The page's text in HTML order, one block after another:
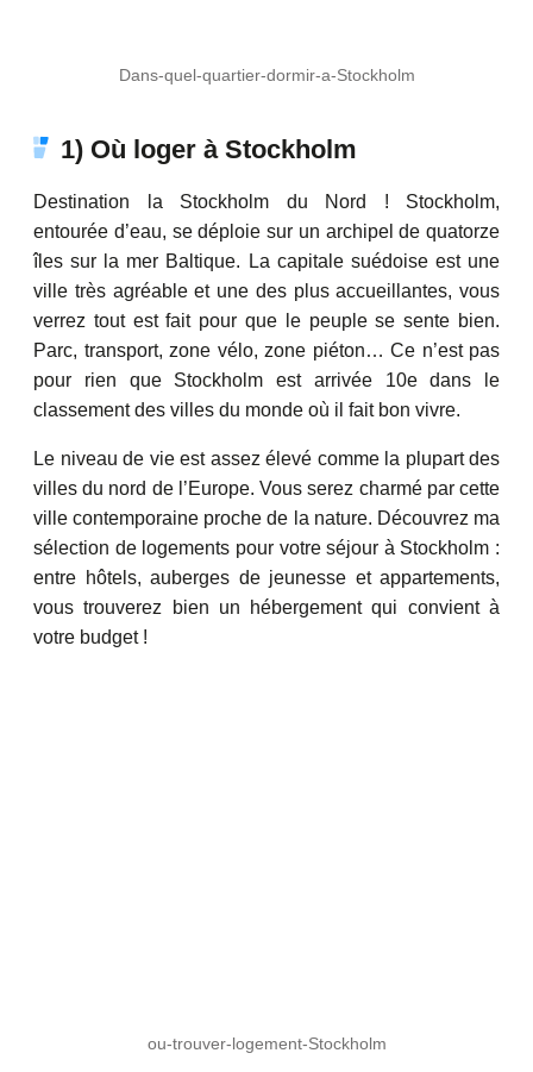
Dans-quel-quartier-dormir-a-Stockholm
1) Où loger à Stockholm
Destination la Stockholm du Nord ! Stockholm,
entourée d’eau, se déploie sur un archipel de quatorze
îles sur la mer Baltique. La capitale suédoise est une
ville très agréable et une des plus accueillantes, vous
verrez tout est fait pour que le peuple se sente bien.
Parc, transport, zone vélo, zone piéton… Ce n’est pas
pour rien que Stockholm est arrivée 10e dans le
classement des villes du monde où il fait bon vivre.
Le niveau de vie est assez élevé comme la plupart des
villes du nord de l’Europe. Vous serez charmé par cette
ville contemporaine proche de la nature. Découvrez ma
sélection de logements pour votre séjour à Stockholm :
entre hôtels, auberges de jeunesse et appartements,
vous trouverez bien un hébergement qui convient à
votre budget !
ou-trouver-logement-Stockholm